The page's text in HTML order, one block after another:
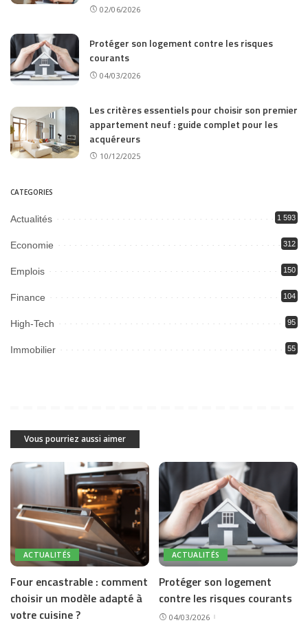
02/06/2026
Protéger son logement contre les risques
courants
04/03/2026
Les critères essentiels pour choisir son premier
appartement neuf : guide complet pour les
acquéreurs
10/12/2025
CATEGORIES
Actualités 1 593
Economie 312
Emplois 150
Finance 104
High-Tech 95
Immobilier 55
Vous pourriez aussi aimer
ACTUALITÉS
Four encastrable : comment
choisir un modèle adapté à
votre cuisine ?
ACTUALITÉS
Protéger son logement
contre les risques courants
04/03/2026